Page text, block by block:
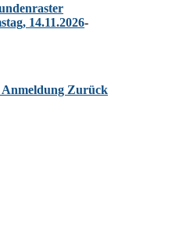
14.11.2026-
Zurück